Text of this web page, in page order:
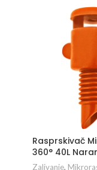
Rasprskivač
360° 40L
Zalivanje,